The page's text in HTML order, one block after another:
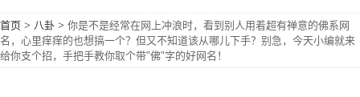
首页 > 八卦 > 你是不是经常在网上冲浪时，看到别人用着超有禅意的佛系网
名，心里痒痒的也想搞一个？但又不知道该从哪儿下手？别急，今天小编就来
给你支个招，手把手教你取个带"佛"字的好网名！